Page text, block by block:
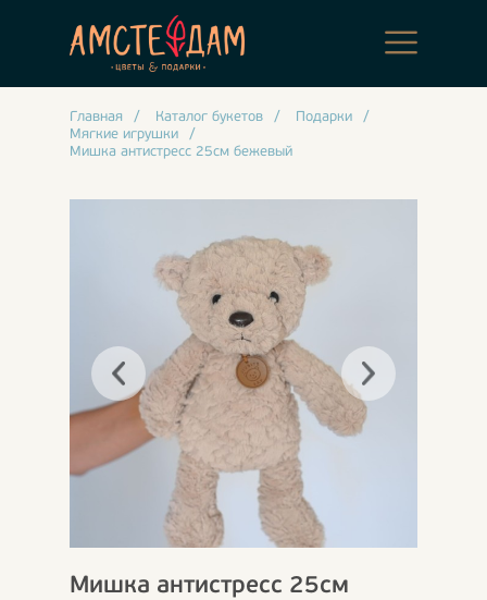
Главная / Каталог букетов / Подарки
/
Мягкие игрушки
/
Мишка антистресс 25см бежевый
Мишка антистресс 25см